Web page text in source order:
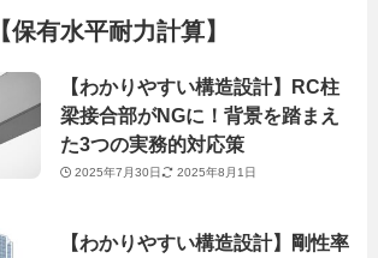
【保有水平耐力計算】
【わかりやすい構造設計】RC柱
梁接合部がNGに！背景を踏まえ
た3つの実務的対応策
2025年7月30日 2025年8月1日
【わかりやすい構造設計】剛性率